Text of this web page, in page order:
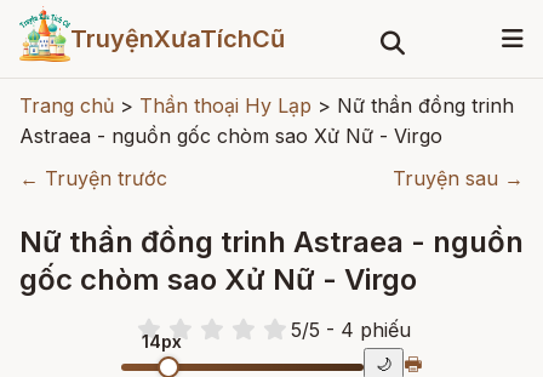
TruyệnXưaTíchCũ
Trang chủ > Thần thoại Hy Lạp > Nữ thần đồng trinh
Astraea - nguồn gốc chòm sao Xử Nữ - Virgo
← Truyện trước
Truyện sau →
Nữ thần đồng trinh Astraea - nguồn
gốc chòm sao Xử Nữ - Virgo
5/5 - 4 phiếu
14px
🌙 🖶